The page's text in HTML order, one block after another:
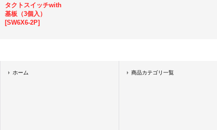
タクトスイッチwith
基板（3個入）
[SW6X6-2P]
ホーム 商品カテゴリ一覧